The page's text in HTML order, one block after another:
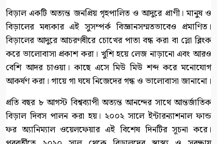
বিড়াল একটি অত্যন্ত জনপ্রিয় গৃহপালিত ও আদুরে প্রাণী। মানুষ ও
বিড়ালের মধ্যকার এই সুসম্পর্ক বিজ্ঞানসম্মতভাবেও প্রমাণিত।
বিড়ালের আদুরে আচরণধীরে চোখের পাতা বন্ধ করা বা স্লো ব্লিংক
করে ভালোবাসা প্রকাশ করা। খুশি হয়ে লেজ নাড়ানো এবং আরও
বেশি আদর চাওয়া। কাছে এসে মিউ মিউ শব্দ করে মনোযোগ
আকর্ষণ করা। গায়ে গা ঘষে নিজেদের গন্ধ ও ভালোবাসা জানানো।
প্রতি বছর ৮ আগস্ট বিশ্বব্যাপী অত্যন্ত আনন্দের সাথে আন্তর্জাতিক
বিড়াল দিবস পালন করা হয়। ২০০২ সালে ইন্টারন্যাশনাল ফান্ড
ফর অ্যানিম্যাল ওয়েলফেয়ার এই বিশেষ দিনটির সূচনা করে।